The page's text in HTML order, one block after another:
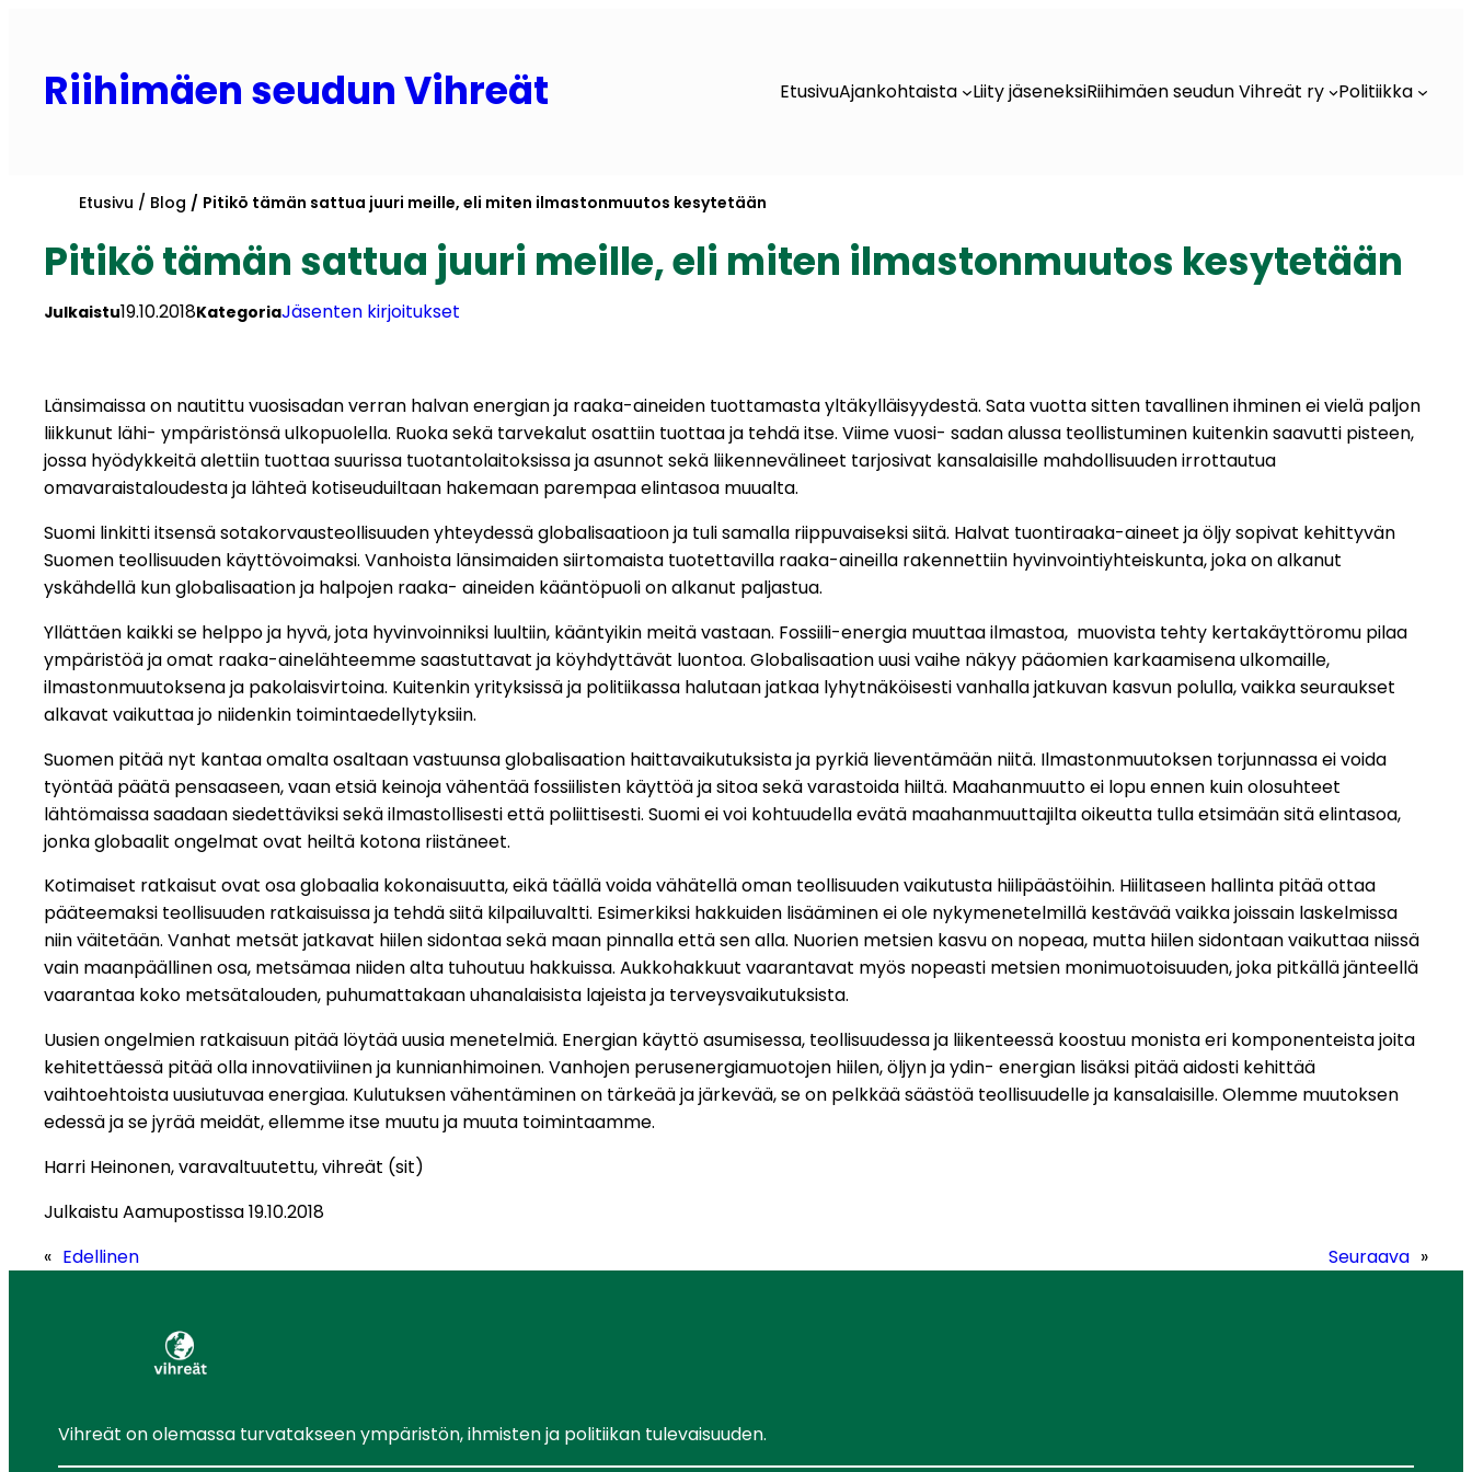
Riihimäen seudun Vihreät EtusivuAjankohtaista Liity jäseneksiRiihimäen seudun Vihreät ry Politiikka
Etusivu Blog Pitikö tämän sattua juuri meille, eli miten ilmastonmuutos kesytetään
Pitikö tämän sattua juuri meille, eli miten ilmastonmuutos kesytetään
Julkaistu19.10.2018KategoriaJäsenten kirjoitukset
Länsimaissa on nautittu vuosisadan verran halvan energian ja raaka-aineiden tuottamasta yltäkylläisyydestä. Sata vuotta sitten tavallinen ihminen ei vielä paljon
liikkunut lähi- ympäristönsä ulkopuolella. Ruoka sekä tarvekalut osattiin tuottaa ja tehdä itse. Viime vuosi- sadan alussa teollistuminen kuitenkin saavutti pisteen,
jossa hyödykkeitä alettiin tuottaa suurissa tuotantolaitoksissa ja asunnot sekä liikennevälineet tarjosivat kansalaisille mahdollisuuden irrottautua
omavaraistaloudesta ja lähteä kotiseuduiltaan hakemaan parempaa elintasoa muualta.
Suomi linkitti itsensä sotakorvausteollisuuden yhteydessä globalisaatioon ja tuli samalla riippuvaiseksi siitä. Halvat tuontiraaka-aineet ja öljy sopivat kehittyvän
Suomen teollisuuden käyttövoimaksi. Vanhoista länsimaiden siirtomaista tuotettavilla raaka-aineilla rakennettiin hyvinvointiyhteiskunta, joka on alkanut
yskähdellä kun globalisaation ja halpojen raaka- aineiden kääntöpuoli on alkanut paljastua.
Yllättäen kaikki se helppo ja hyvä, jota hyvinvoinniksi luultiin, kääntyikin meitä vastaan. Fossiili-energia muuttaa ilmastoa, muovista tehty kertakäyttöromu pilaa
ympäristöä ja omat raaka-ainelähteemme saastuttavat ja köyhdyttävät luontoa. Globalisaation uusi vaihe näkyy pääomien karkaamisena ulkomaille,
ilmastonmuutoksena ja pakolaisvirtoina. Kuitenkin yrityksissä ja politiikassa halutaan jatkaa lyhytnäköisesti vanhalla jatkuvan kasvun polulla, vaikka seuraukset
alkavat vaikuttaa jo niidenkin toimintaedellytyksiin.
Suomen pitää nyt kantaa omalta osaltaan vastuunsa globalisaation haittavaikutuksista ja pyrkiä lieventämään niitä. Ilmastonmuutoksen torjunnassa ei voida
työntää päätä pensaaseen, vaan etsiä keinoja vähentää fossiilisten käyttöä ja sitoa sekä varastoida hiiltä. Maahanmuutto ei lopu ennen kuin olosuhteet
lähtömaissa saadaan siedettäviksi sekä ilmastollisesti että poliittisesti. Suomi ei voi kohtuudella evätä maahanmuuttajilta oikeutta tulla etsimään sitä elintasoa,
jonka globaalit ongelmat ovat heiltä kotona riistäneet.
Kotimaiset ratkaisut ovat osa globaalia kokonaisuutta, eikä täällä voida vähätellä oman teollisuuden vaikutusta hiilipäästöihin. Hiilitaseen hallinta pitää ottaa
pääteemaksi teollisuuden ratkaisuissa ja tehdä siitä kilpailuvaltti. Esimerkiksi hakkuiden lisääminen ei ole nykymenetelmillä kestävää vaikka joissain laskelmissa
niin väitetään. Vanhat metsät jatkavat hiilen sidontaa sekä maan pinnalla että sen alla. Nuorien metsien kasvu on nopeaa, mutta hiilen sidontaan vaikuttaa niissä
vain maanpäällinen osa, metsämaa niiden alta tuhoutuu hakkuissa. Aukkohakkuut vaarantavat myös nopeasti metsien monimuotoisuuden, joka pitkällä jänteellä
vaarantaa koko metsätalouden, puhumattakaan uhanalaisista lajeista ja terveysvaikutuksista.
Uusien ongelmien ratkaisuun pitää löytää uusia menetelmiä. Energian käyttö asumisessa, teollisuudessa ja liikenteessä koostuu monista eri komponenteista joita
kehitettäessä pitää olla innovatiiviinen ja kunnianhimoinen. Vanhojen perusenergiamuotojen hiilen, öljyn ja ydin- energian lisäksi pitää aidosti kehittää
vaihtoehtoista uusiutuvaa energiaa. Kulutuksen vähentäminen on tärkeää ja järkevää, se on pelkkää säästöä teollisuudelle ja kansalaisille. Olemme muutoksen
edessä ja se jyrää meidät, ellemme itse muutu ja muuta toimintaamme.
Harri Heinonen, varavaltuutettu, vihreät (sit)
Julkaistu Aamupostissa 19.10.2018
« Edellinen Seuraava »
Vihreät on olemassa turvatakseen ympäristön, ihmisten ja politiikan tulevaisuuden.